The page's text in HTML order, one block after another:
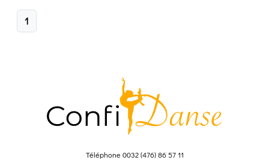
1
Téléphone 0032 (476) 86 57 11